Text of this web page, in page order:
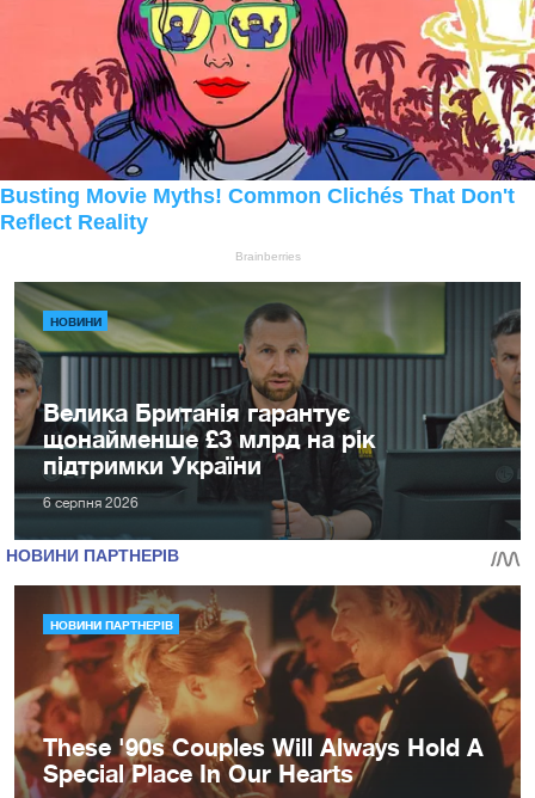
НОВИНИ
Велика Британія гарантує
щонайменше £3 млрд на рік
підтримки України
6 серпня 2026